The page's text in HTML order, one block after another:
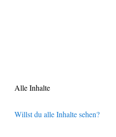
Alle Inhalte
Willst du alle Inhalte sehen?